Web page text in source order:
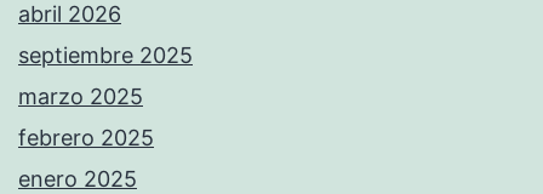
abril 2026
septiembre 2025
marzo 2025
febrero 2025
enero 2025